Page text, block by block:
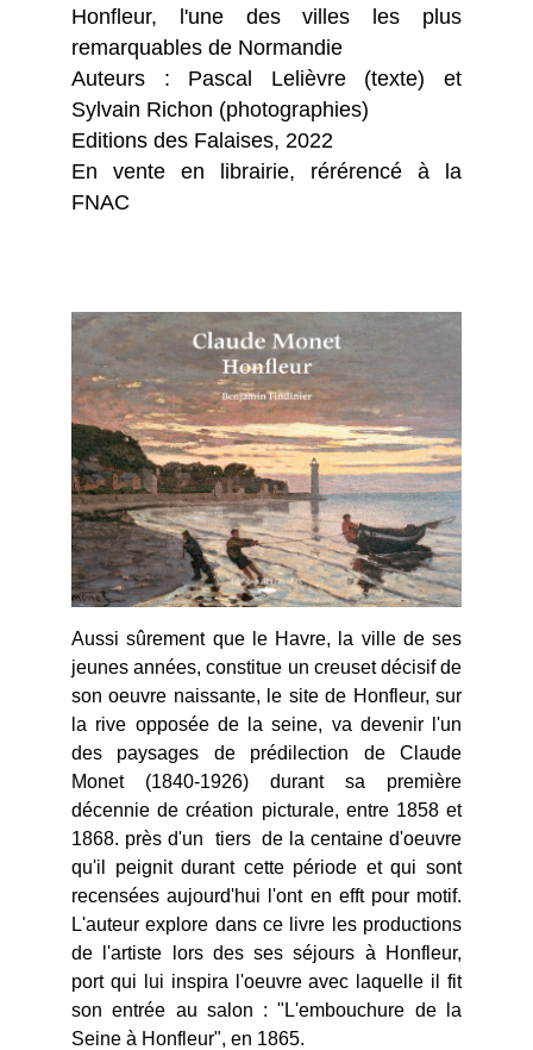
Honfleur, l'une des villes les plus
remarquables de Normandie
Auteurs : Pascal Lelièvre (texte) et
Sylvain Richon (photographies)
Editions des Falaises, 2022
En vente en librairie, rérérencé à la
FNAC
Aussi sûrement que le Havre, la ville de ses
jeunes années, constitue un creuset décisif de
son oeuvre naissante, le site de Honfleur, sur
la rive opposée de la seine, va devenir l'un
des paysages de prédilection de Claude
Monet (1840-1926) durant sa première
décennie de création picturale, entre 1858 et
1868. près d'un tiers de la centaine d'oeuvre
qu'il peignit durant cette période et qui sont
recensées aujourd'hui l'ont en efft pour motif.
L'auteur explore dans ce livre les productions
de l'artiste lors des ses séjours à Honfleur,
port qui lui inspira l'oeuvre avec laquelle il fit
son entrée au salon : "L'embouchure de la
Seine à Honfleur", en 1865.